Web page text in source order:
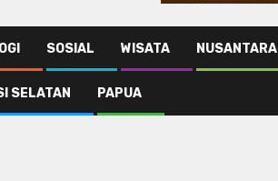
SOSIAL WISATA NUSANTARA
SELATAN PAPUA